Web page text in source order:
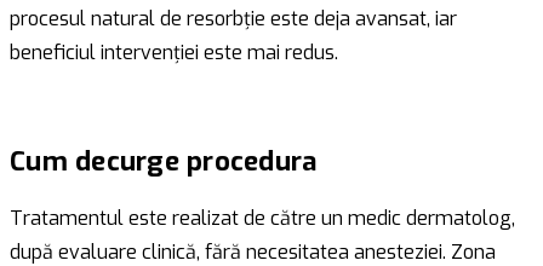
procesul natural de resorbție este deja avansat, iar
beneficiul intervenției este mai redus.
Cum decurge procedura
Tratamentul este realizat de către un medic dermatolog,
după evaluare clinică, fără necesitatea anesteziei. Zona